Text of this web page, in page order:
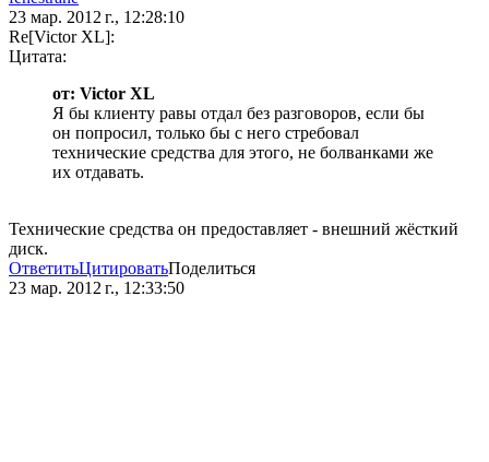
23 мар. 2012 г., 12:28:10
Re[Victor XL]:
Цитата:
от: Victor XL
Я бы клиенту равы отдал без разговоров, если бы
он попросил, только бы с него стребовал
технические средства для этого, не болванками же
их отдавать.
Технические средства он предоставляет - внешний жёсткий
диск.
ОтветитьЦитироватьПоделиться
23 мар. 2012 г., 12:33:50